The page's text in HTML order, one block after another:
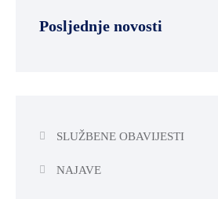
Posljednje novosti
SLUŽBENE OBAVIJESTI
NAJAVE